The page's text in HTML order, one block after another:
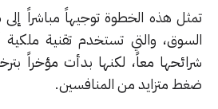
معاً، لكنها بدأت مؤخراً
متزايد من المنافسين.